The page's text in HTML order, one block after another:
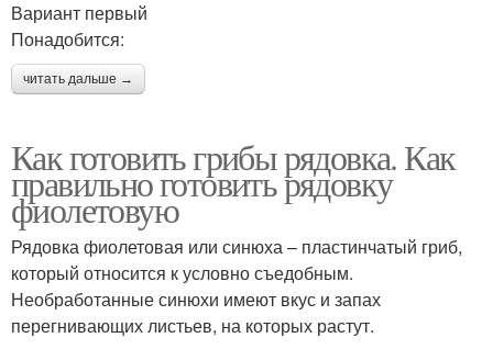
Вариант первый
Понадобится:
читать дальше →
Как готовить грибы рядовка. Как
правильно готовить рядовку
фиолетовую
Рядовка фиолетовая или синюха – пластинчатый гриб,
который относится к условно съедобным.
Необработанные синюхи имеют вкус и запах
перегнивающих листьев, на которых растут.